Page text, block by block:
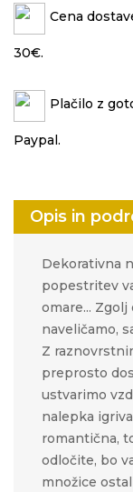
Cena
30€.
Plačilo z
Paypal.
Opis in
Dekorativna
popestritev
omare...
naveličamo,
Z
preprosto
ustvarimo
nalepka
romantična,
odločite, bo
množice